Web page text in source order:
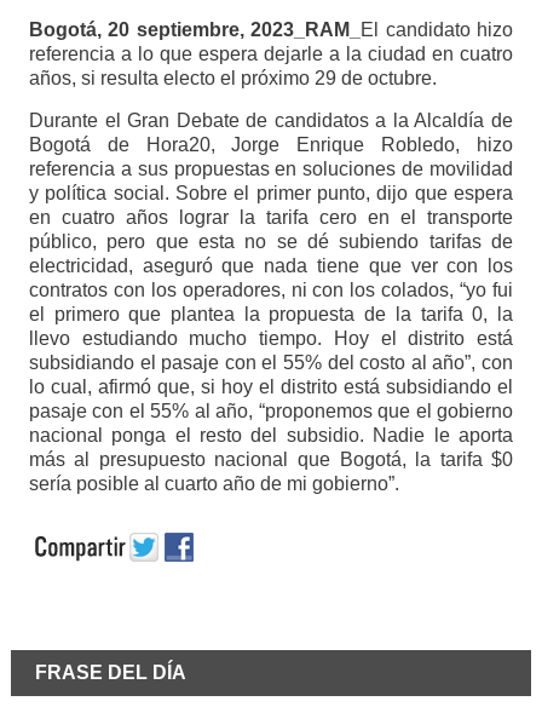
Bogotá, 20 septiembre, 2023_RAM_
El candidato hizo
referencia a lo que espera dejarle a la ciudad en cuatro
años, si resulta electo el próximo 29 de octubre.
Durante el Gran Debate de candidatos a la Alcaldía de
Bogotá de Hora20, Jorge Enrique Robledo, hizo
referencia a sus propuestas en soluciones de movilidad
y política social. Sobre el primer punto, dijo que espera
en cuatro años lograr la tarifa cero en el transporte
público, pero que esta no se dé subiendo tarifas de
electricidad, aseguró que nada tiene que ver con los
contratos con los operadores, ni con los colados, “yo fui
el primero que plantea la propuesta de la tarifa 0, la
llevo estudiando mucho tiempo. Hoy el distrito está
subsidiando el pasaje con el 55% del costo al año”, con
lo cual, afirmó que, si hoy el distrito está subsidiando el
pasaje con el 55% al año, “proponemos que el gobierno
nacional ponga el resto del subsidio. Nadie le aporta
más al presupuesto nacional que Bogotá, la tarifa $0
sería posible al cuarto año de mi gobierno”.
FRASE DEL DÍA